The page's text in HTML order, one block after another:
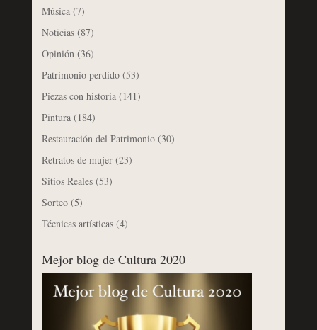
Música(7)
Noticias(87)
Opinión (36)
Patrimonio perdido(53)
Piezas con historia(141)
Pintura(184)
Restauración del Patrimonio(30)
Retratos de mujer(23)
Sitios Reales(53)
Sorteo(5)
Técnicas artísticas(4)
Mejor blog de Cultura 2020